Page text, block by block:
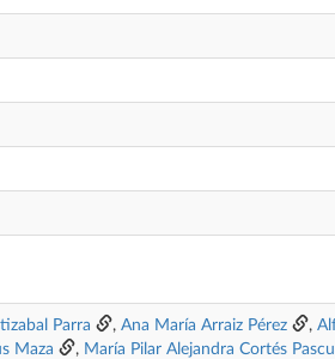
Parra , Ana María Arraiz Pérez ,
Maza , María Pilar Alejandra Cortés